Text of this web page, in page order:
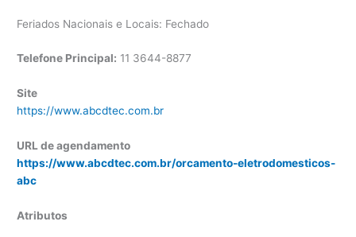
Feriados Nacionais e Locais: Fechado
Telefone Principal: 11 3644-8877
Site
https://www.abcdtec.com.br
URL de agendamento
https://www.abcdtec.com.br/orcamento-eletrodomesticos-
abc
Atributos